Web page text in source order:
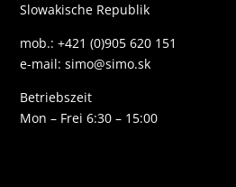
Slowakische Republik
mob.: +421 (0)905 620 151
e-mail: simo@simo.sk
Betriebszeit
Mon – Frei 6:30 – 15:00